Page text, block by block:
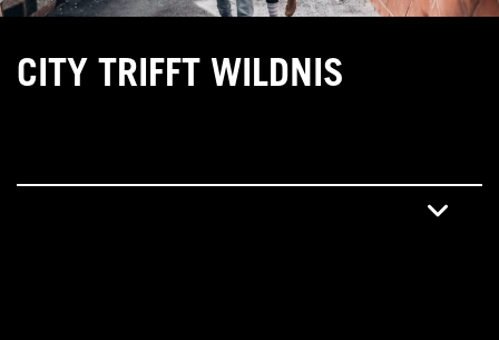
CITY TRIFFT WILDNIS